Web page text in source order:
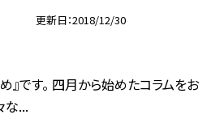
更新日 2018/12/30
』です。 四月から始めたコラムをお
な...